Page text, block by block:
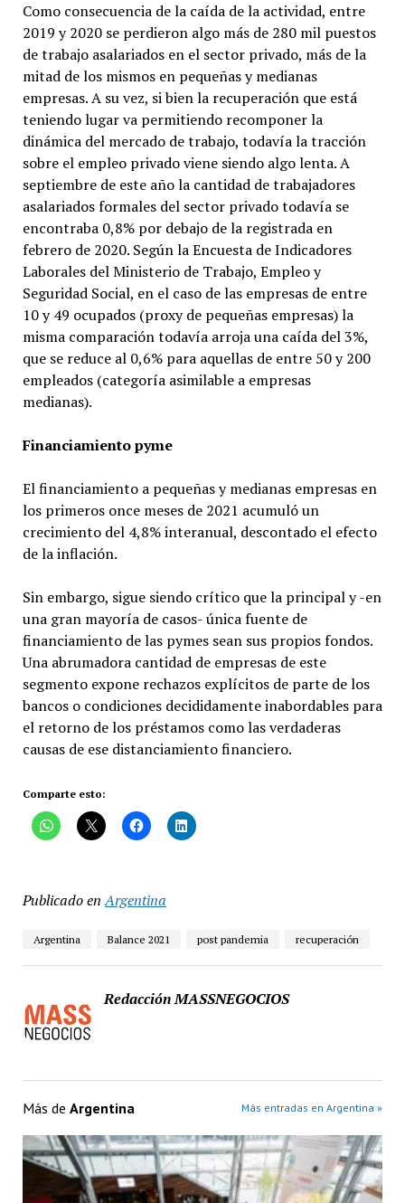
Como consecuencia de la caída de la actividad, entre
2019 y 2020 se perdieron algo más de 280 mil puestos
de trabajo asalariados en el sector privado, más de la
mitad de los mismos en pequeñas y medianas
empresas. A su vez, si bien la recuperación que está
teniendo lugar va permitiendo recomponer la
dinámica del mercado de trabajo, todavía la tracción
sobre el empleo privado viene siendo algo lenta. A
septiembre de este año la cantidad de trabajadores
asalariados formales del sector privado todavía se
encontraba 0,8% por debajo de la registrada en
febrero de 2020. Según la Encuesta de Indicadores
Laborales del Ministerio de Trabajo, Empleo y
Seguridad Social, en el caso de las empresas de entre
10 y 49 ocupados (proxy de pequeñas empresas) la
misma comparación todavía arroja una caída del 3%,
que se reduce al 0,6% para aquellas de entre 50 y 200
empleados (categoría asimilable a empresas
medianas).
Financiamiento pyme
El financiamiento a pequeñas y medianas empresas en
los primeros once meses de 2021 acumuló un
crecimiento del 4,8% interanual, descontado el efecto
de la inflación.
Sin embargo, sigue siendo crítico que la principal y -en
una gran mayoría de casos- única fuente de
financiamiento de las pymes sean sus propios fondos.
Una abrumadora cantidad de empresas de este
segmento expone rechazos explícitos de parte de los
bancos o condiciones decididamente inabordables para
el retorno de los préstamos como las verdaderas
causas de ese distanciamiento financiero.
Comparte esto:
Publicado en Argentina
Argentina Balance 2021 post pandemia recuperación
Redacción MASSNEGOCIOS
Más de Argentina Más entradas en Argentina »